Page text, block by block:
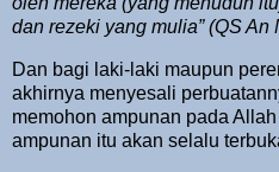
dan rezeki yang mulia” (QS An
Dan bagi laki-laki maupun
akhirnya menyesali
memohon ampunan pada
ampunan itu akan selalu